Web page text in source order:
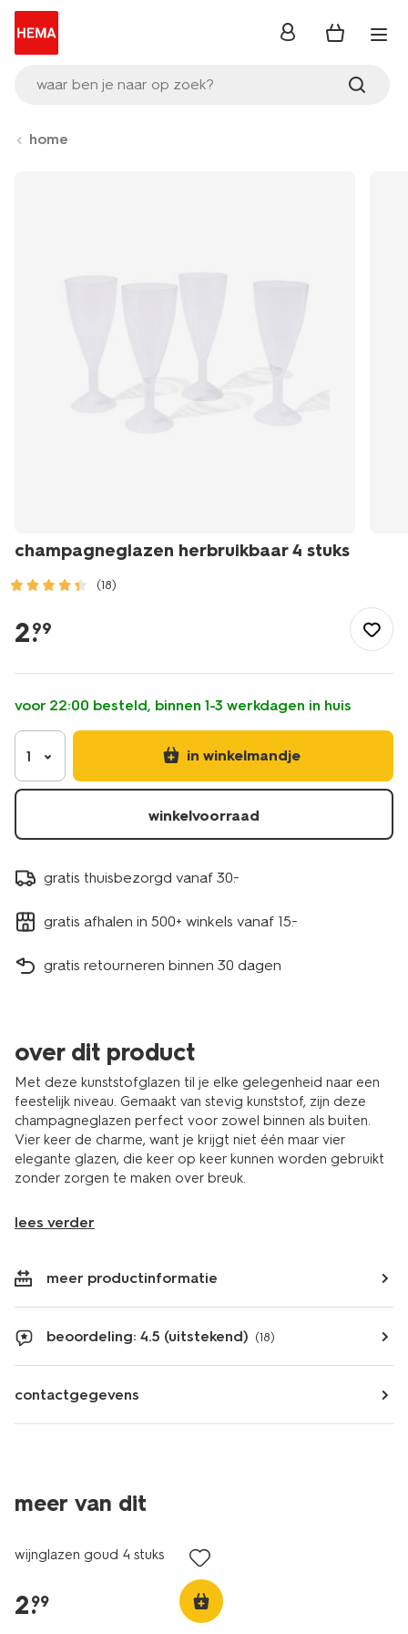
waar ben je naar op zoek?
inloggen
home
champagneglazen herbruikbaar 4 stuks
(18)
tafelen/servies/wegwerpservies/champagneglazen-
herbruikbaar-
stuks-
14250278.html
2.
99
voor 22:00 besteld, binnen 1-3 werkdagen in huis
1 in winkelmandje
winkelvoorraad
gratis thuisbezorgd vanaf 30.-
gratis afhalen in 500+ winkels vanaf 15.-
gratis retourneren binnen 30 dagen
over dit product
Met deze kunststofglazen til je elke gelegenheid naar een
feestelijk niveau. Gemaakt van stevig kunststof, zijn deze
champagneglazen perfect voor zowel binnen als buiten.
Vier keer de charme, want je krijgt niet één maar vier
elegante glazen, die keer op keer kunnen worden gebruikt
zonder zorgen te maken over breuk.
lees verder
meer productinformatie
beoordeling: 4.5 (uitstekend) (18)
contactgegevens
meer van dit
wijnglazen goud 4 stuks
2.
99